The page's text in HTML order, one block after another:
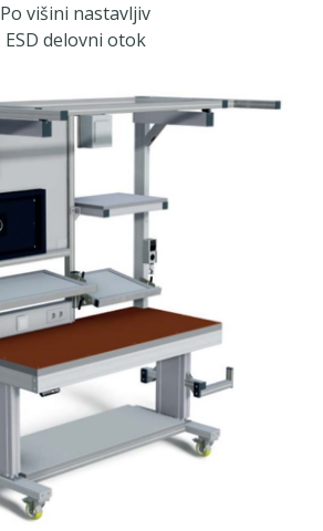
Po višini nastavljiv
ESD delovni otok